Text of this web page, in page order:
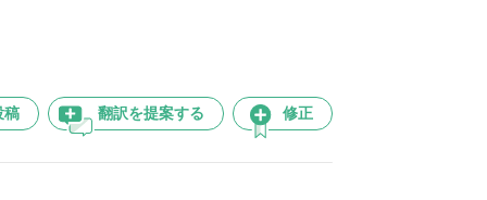
稿 翻訳を提案する 修正